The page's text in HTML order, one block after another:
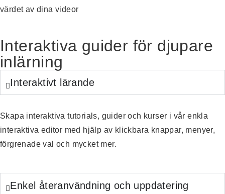
värdet av dina videor
Interaktiva guider för djupare
inlärning
Interaktivt lärande
Skapa interaktiva tutorials, guider och kurser i vår enkla
interaktiva editor med hjälp av klickbara knappar, menyer,
förgrenade val och mycket mer.
Enkel återanvändning och uppdatering